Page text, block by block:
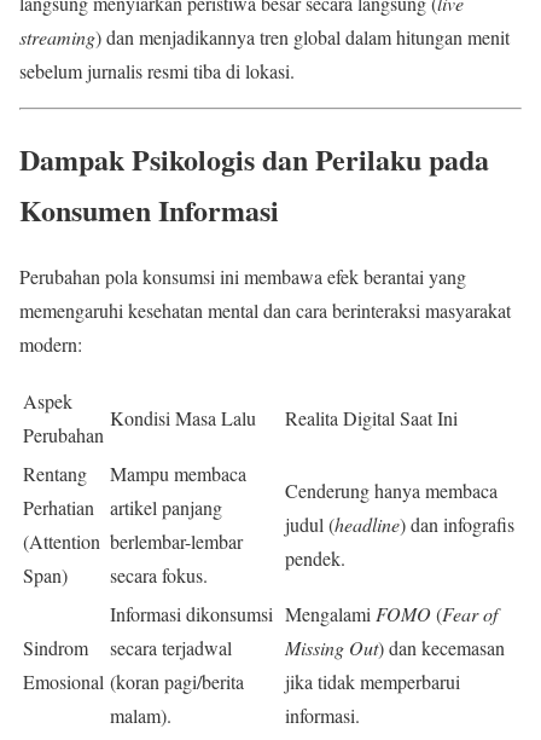
streaming) dan menjadikannya tren global dalam hitungan menit
sebelum jurnalis resmi tiba di lokasi.
Dampak Psikologis dan Perilaku pada
Konsumen Informasi
Perubahan pola konsumsi ini membawa efek berantai yang
memengaruhi kesehatan mental dan cara berinteraksi masyarakat
modern:
Aspek
Perubahan
Kondisi Masa Lalu Realita Digital Saat Ini
Rentang
Perhatian
(Attention
Span)
Mampu membaca
artikel panjang
berlembar-lembar
secara fokus.
Cenderung hanya membaca
judul (headline) dan infografis
pendek.
Sindrom
Emosional
Informasi dikonsumsi
secara terjadwal
(koran pagi/berita
malam).
MengalamiFOMO(Fear of
Missing Out) dan kecemasan
jika tidak memperbarui
informasi.